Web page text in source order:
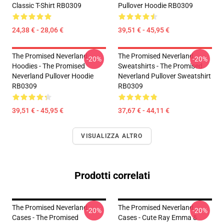
Classic T-Shirt RB0309
24,38 € - 28,06 €
Pullover Hoodie RB0309
39,51 € - 45,95 €
The Promised Neverland
Hoodies - The Promised
Neverland Pullover Hoodie
RB0309
39,51 € - 45,95 €
-20%
The Promised Neverland
Sweatshirts - The Promised
Neverland Pullover Sweatshirt
RB0309
37,67 € - 44,11 €
-20%
VISUALIZZA ALTRO
Prodotti correlati
The Promised Neverland
Cases - The Promised
-20%
The Promised Neverland
Cases - Cute Ray Emma &
-20%